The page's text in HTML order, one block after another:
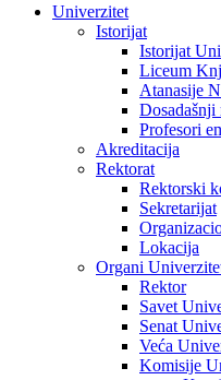
Univerzitet
Istorijat
Istorijat
Liceum
Atanasije
Profesori
Akreditacija
Rektorat
Rektorski
Sekretarijat
Lokacija
Organi
Rektor
Savet
Senat
Veća
Komisije